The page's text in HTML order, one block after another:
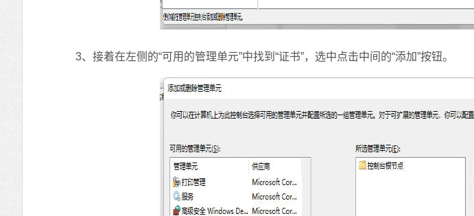
3、接着在左侧的“可用的管理单元”中找到“证书”，选中点击中间的“添加”按钮。